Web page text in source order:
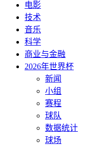
电影
技术
音乐
科学
商业与金融
2026年世界杯
新闻
小组
赛程
球队
数据统计
球场